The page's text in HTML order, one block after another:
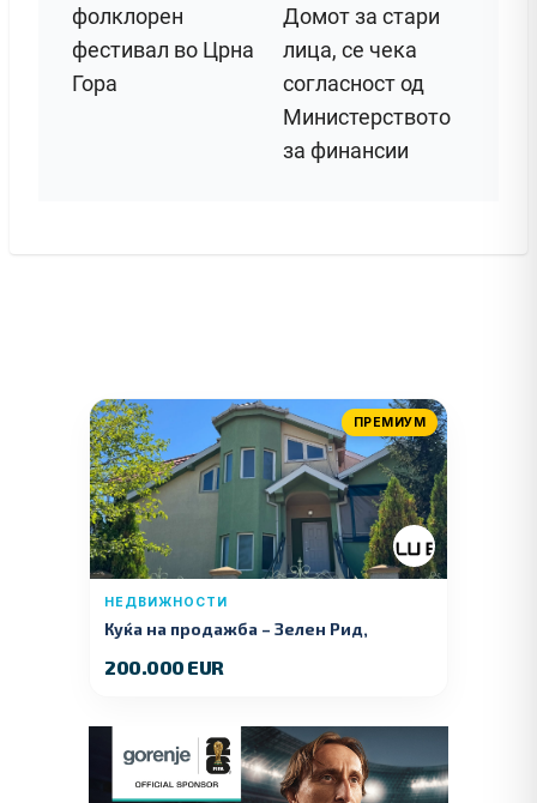
фолклорен
фестивал во Црна
Гора
Домот за стари
лица, се чека
согласност од
Министерството
за финансии
ПРЕМИУМ
НЕДВИЖНОСТИ
Куќа на продажба – Зелeн Рид,
200.000 EUR